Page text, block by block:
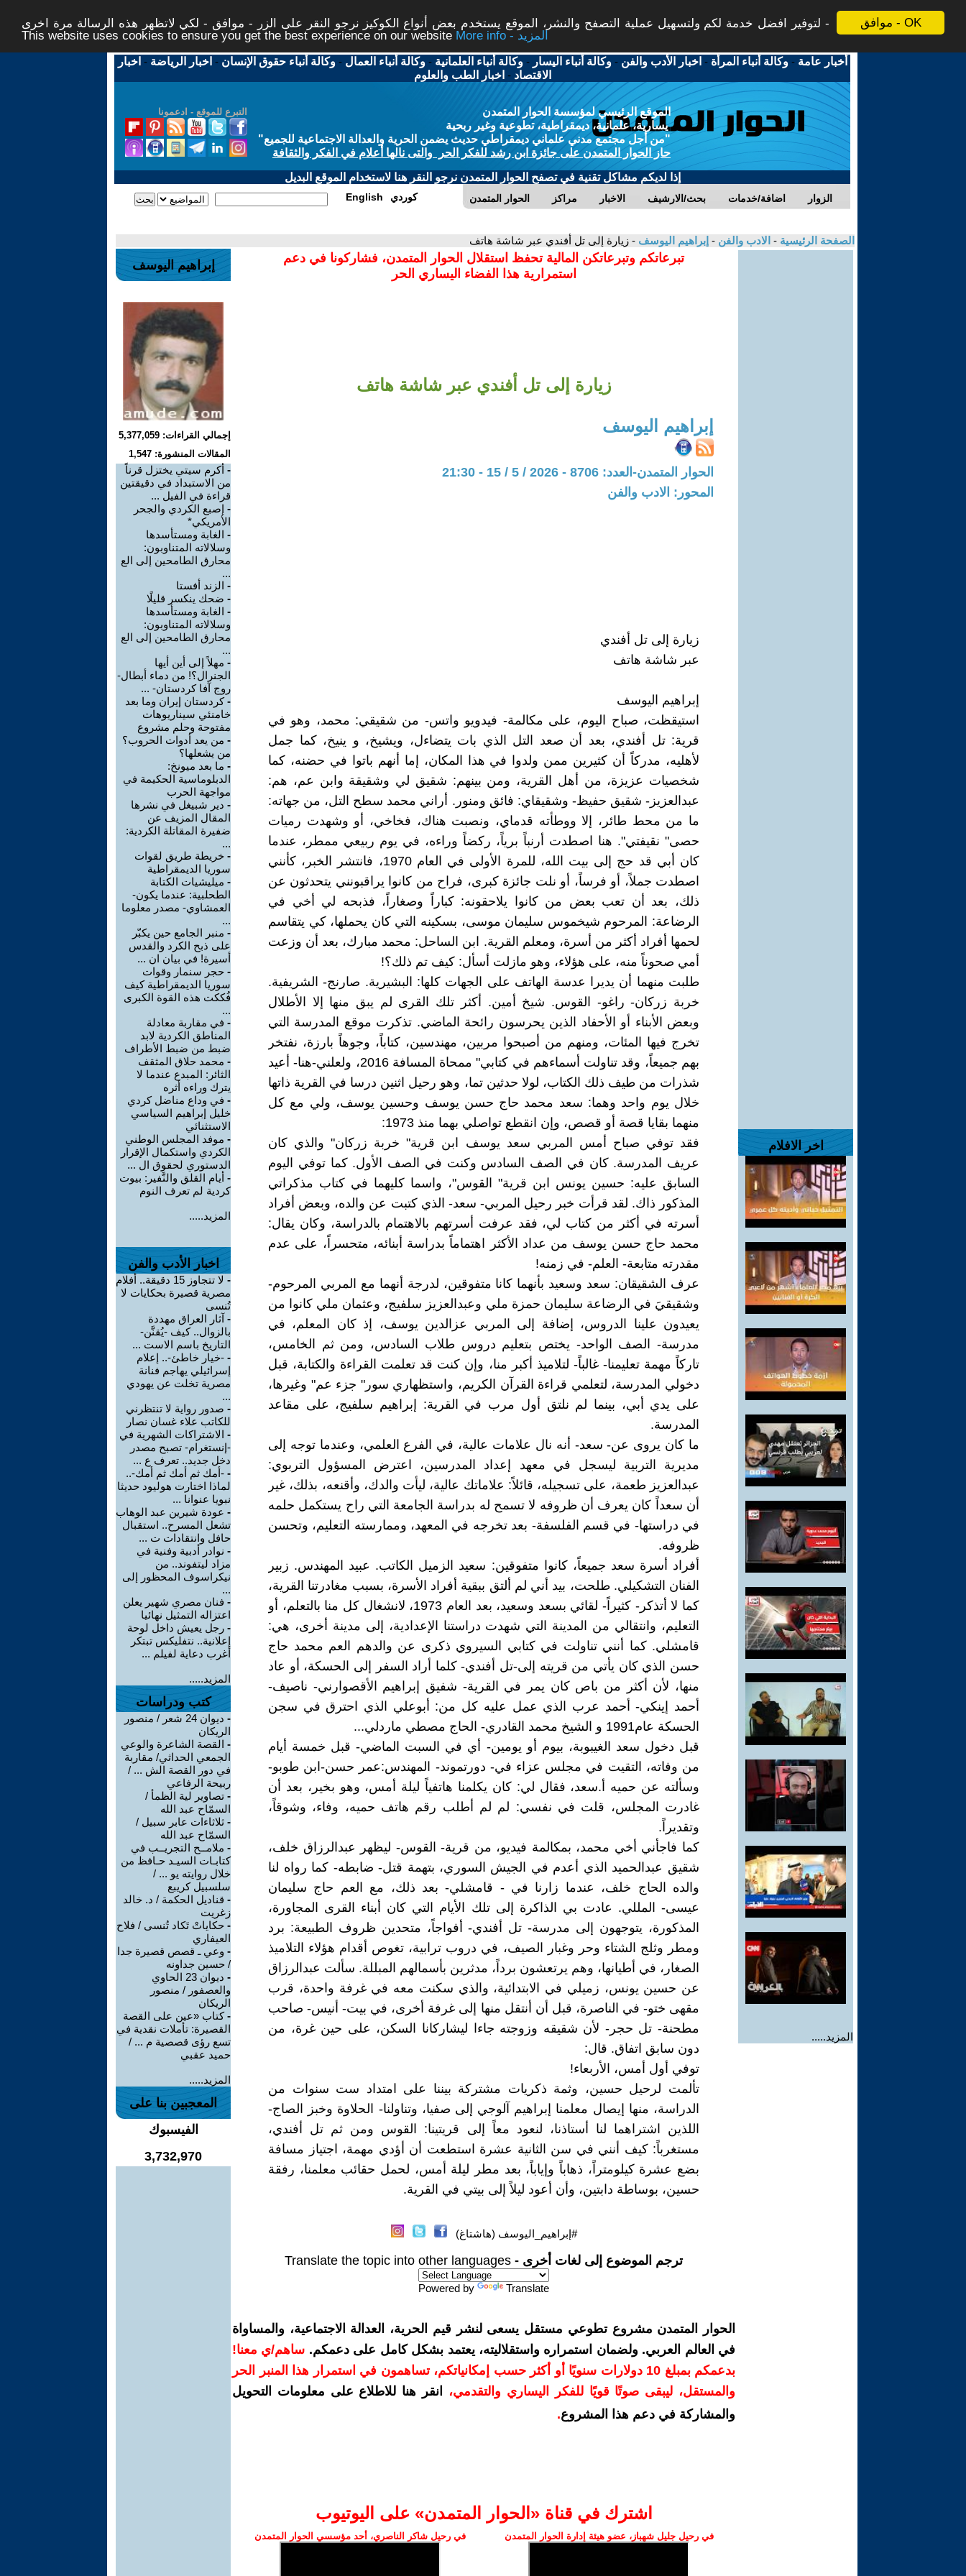
موافق - OK
لتوفير افضل خدمة لكم ولتسهيل عملية التصفح والنشر، الموقع يستخدم بعض أنواع الكوكيز نرجو النقر على الزر - موافق - لكي لاتظهر هذه الرسالة مرة اخرى -
This website uses cookies to ensure you get the best experience on our website
More info - المزيد
أخبار عامة -وكالة أنباء المرأة - اخبار الأدب والفن -وكالة أنباء اليسار -وكالة أنباء العلمانية -وكالة أنباء العمال -وكالة أنباء حقوق الإنسان - اخبار الرياضة - اخبار
الاقتصاد - اخبار الطب والعلوم
التبرع للموقع - ادعمونا
الموقع الرئيسي لمؤسسة الحوار المتمدن
يسارية، علمانية، ديمقراطية، تطوعية وغير ربحية
"من أجل مجتمع مدني علماني ديمقراطي حديث يضمن الحرية والعدالة الاجتماعية للجميع"
حاز الحوار المتمدن على جائزة ابن رشد للفكر الحر والتى نالها أعلام في الفكر والثقافة
إذا لديكم مشاكل تقنية في تصفح الحوار المتمدن نرجو النقر هنا لاستخدام الموقع البديل
الحوار المتمدن مراكز الاخبار بحث/الارشيف اضافة/خدمات الزوار English كوردي
الصفحة الرئيسية - الادب والفن - إبراهيم اليوسف - زيارة إلى تل أفندي عبر شاشة هاتف
اخر الافلام
المزيد.....
تبرعاتكم وتبرعاتكن المالية تحفظ استقلال الحوار المتمدن، فشاركونا في دعم
استمرارية هذا الفضاء اليساري الحر
زيارة إلى تل أفندي عبر شاشة هاتف
إبراهيم اليوسف
الحوار المتمدن-العدد: 8706 - 2026 / 5 / 15 - 21:30
المحور: الادب والفن
زيارة إلى تل أفندي
عبر شاشة هاتف
إبراهيم اليوسف
استيقظت، صباح اليوم، على مكالمة- فيدويو واتس- من شقيقي: محمد، وهو في
قرية: تل أفندي، بعد أن صعد التل الذي بات يتضاءل، ويشيخ، و ينيخ، كما جمل
لأهليه، مدركاً أن كثيرين ممن ولدوا في هذا المكان، إما أنهم باتوا في حضنه، كما
شخصيات عزيزة، من أهل القرية، ومن بينهم: شقيق لي وشقيقة وابن عم، هم:
عبدالعزيز- شقيق حفيظ- وشقيقاي: فائق ومنور. أراني محمد سطح التل، من جهاته:
ما من محط طائر، إلا ووطأته قدماي، ونصبت هناك، فخاخي، أو وشهدت رميات
حصى" نقيفتي". هنا اصطدت أرنباً برياً، ركضاً وراءه، في يوم ربيعي ممطر، عندما
كان أبي قد حج إلى بيت الله، للمرة الأولى في العام 1970، فانتشر الخبر، كأنني
اصطدت جملاً، أو فرساً، أو نلت جائزة كبرى، فراح من كانوا يراقبونني يتحدثون عن
ذلك، بعد أن تعب بعض من كانوا يلاحقونه: كباراً وصغاراً، فذبحه لي أخي في
الرضاعة: المرحوم شيخموس سليمان موسى، بسكينه التي كان يحملها، كي يتقاسم
لحمها أفراد أكثر من أسرة، ومعلم القرية. ابن الساحل: محمد مبارك، بعد أن وزعت
أمي صحوناً منه، على هؤلاء، وهو مازلت أسأل: كيف تم ذلك؟!
طلبت منهما أن يديرا عدسة الهاتف على الجهات كلها: البشيرية. صارنج- الشريفية.
خربة زركان- راغو- القوس. شيخ أمين. أكثر تلك القرى لم يبق منها إلا الأطلال
وبعض الأبناء أو الأحفاد الذين يحرسون رائحة الماضي. تذكرت موقع المدرسة التي
تخرج فيها المئات، ومنهم من أصبحوا مربين، مهندسين، كتاباً، وجوهاً بارزة، نفتخر
بهم جميعاً، وقد تناولت أسماءهم في كتابي" ممحاة المسافة 2016، ولعلني-هنا- أعيد
شذرات من طيف ذلك الكتاب، لولا حدثين تما، وهو رحيل اثنين درسا في القرية ذاتها
خلال يوم واحد وهما: سعد محمد حاج حسن يوسف وحسين يوسف، ولي مع كل
منهما بقايا قصة أو قصص، وإن انقطع تواصلي بهما منذ 1973:
فقد توفي صباح أمس المربي سعد يوسف ابن قرية" خربة زركان" والذي كان
عريف المدرسة. كان في الصف السادس وكنت في الصف الأول. كما توفي اليوم
السابق عليه: حسين يونس ابن قرية" القوس"، واسما كليهما في كتاب مذكراتي
المذكور ذاك. لقد قرأت خبر رحيل المربي- سعد- الذي كتبت عن والده، وبعض أفراد
أسرته في أكثر من كتاب لي، فقد عرفت أسرتهم بالاهتمام بالدراسة، وكان يقال:
محمد حاج حسن يوسف من عداد الأكثر اهتماماً بدراسة أبنائه، متحسراً، على عدم
مقدرته متابعة- العلم- في زمنه!
عرف الشقيقان: سعد وسعيد بأنهما كانا متفوقين، لدرجة أنهما مع المربي المرحوم-
وشقيقيَ في الرضاعة سليمان حمزة ملي وعبدالعزيز سلفيج، وعثمان ملي كانوا من
يعيدون علينا الدروس، إضافة إلى المربي عزالدين يوسف، إذ كان المعلم، في
مدرسة- الصف الواحد- يختص بتعليم دروس طلاب السادس، ومن ثم الخامس،
تاركاً مهمة تعليمنا- غالباً- لتلاميذ أكبر منا، وإن كنت قد تعلمت القراءة والكتابة، قبل
دخولي المدرسة، لتعلمي قراءة القرآن الكريم، واستظهاري سور" جزء عم" وغيرها،
على يدي أبي، بينما لم نلتق أول مرب في القرية: إبراهيم سلفيج، على مقاعد
المدرسة.
ما كان يروى عن- سعد- أنه نال علامات عالية، في الفرع العلمي، وعندما توجه إلى
مديرية التربية ليسجل في معهد إعداد المدرسين، اعترض المسؤول التربوي:
عبدالعزيز طعمة، على تسجيله، قائلاً: علاماتك عالية، ليأت والدك، وأقنعه، بذلك، غير
أن سعداً كان يعرف أن ظروفه لا تسمح له بدراسة الجامعة التي راح يستكمل حلمه
في دراستها- في قسم الفلسفة- بعد تخرجه في المعهد، وممارسته التعليم، وتحسن
ظروفه.
أفراد أسرة سعد جميعاً، كانوا متفوقين: سعيد الزميل الكاتب. عبيد المهندس. زبير
الفنان التشكيلي. طلحت، بيد أني لم ألتق ببقية أفراد الأسرة، بسبب مغادرتنا القرية،
كما لا أتذكر- كثيراً- لقائي بسعد وسعيد، بعد العام 1973، لانشغال كل منا بالتعلم، أو
التعليم، وانتقالي من المدينة التي شهدت دراستنا الإعدادية، إلى مدينة أخرى، هي:
قامشلي. كما أنني تناولت في كتابي السيروي ذكرى عن والدهم العم محمد حاج
حسن الذي كان يأتي من قريته إلى-تل أفندي- كلما أراد السفر إلى الحسكة، أو عاد
منها، لأن أكثر من باص كان يمر في القرية- شفيق إبراهيم الأقصوارني- ناصيف-
أحمد إينكي- أحمد عرب الذي عمل عليه كل من: أبوعلي الذي احترق في سجن
الحسكة عام1991 و الشيخ محمد القادري- الحاج مصطي ماردلي...
قبل دخول سعد الغيبوبة، بيوم أو يومين- أي في السبت الماضي- قبل خمسة أيام
من وفاته، التقيت في مجلس عزاء في- دورتموند- المهندس:عمر حسن-ابن طوبو-
وسألته عن حميه أ.سعد، فقال لي: كان يكلمنا هاتفياً ليلة أمس، وهو بخير، بعد أن
غادرت المجلس، قلت في نفسي: لم لم أطلب رقم هاتف حميه، وفاء، وشوقاً،
وتقديراً.
كما فاجأني أخي محمد، بمكالمة فيديو، من قرية- القوس- ليظهر عبدالرزاق خلف،
شقيق عبدالحميد الذي أعدم في الجيش السوري، بتهمة قتل- ضابطه- كما رواه لنا
والده الحاج خلف، عندما زارنا في - قامشلي- بعد ذلك، مع العم حاج سليمان
عيسى- المللي. عادت بي الذاكرة إلى تلك الأيام التي كان أبناء القرى المجاورة،
المذكورة، يتوجهون إلى مدرسة- تل أفندي- أفواجاً، متحدين ظروف الطبيعة: برد
ومطر وثلج الشتاء وحر وغبار الصيف، في دروب ترابية، تغوص أقدام هؤلاء التلاميذ
الصغار، في أطيانها، وهم يرتعشون برداً، مدثرين بأسمالهم المبللة. سألت عبدالرزاق
عن حسين يونس، زميلي في الابتدائية، والذي سكنت معه في غرفة واحدة، قرب
مقهى ختو- في الناصرة، قبل أن أنتقل منها إلى غرفة أخرى، في بيت- أنيس- صاحب
مطحنة- تل حجر- لأن شقيقه وزوجته جاءا ليشاركانا السكن، على حين غرة، من
دون سابق اتفاق. قال:
توفي أول أمس، الأربعاء!
تألمت لرحيل حسين، وثمة ذكريات مشتركة بيننا على امتداد ست سنوات من
الدراسة، منها إيصال معلمنا إبراهيم آلوجي إلى صفيا، وتناولنا- الحلاوة وخبز الصاج-
اللذين اشتراهما لنا أستاذنا، لنعود معاً إلى قريتينا: القوس ومن ثم تل أفندي،
مستغرباً: كيف أنني في سن الثانية عشرة استطعت أن أؤدي مهمة، اجتياز مسافة
بضع عشرة كيلومتراً، ذهاباً وإياباً، بعد مطر ليلة أمس، لحمل حقائب معلمنا، رفقة
حسين، بوساطة دابتين، وأن أعود ليلاً إلى بيتي في القرية.
#إبراهيم_اليوسف (هاشتاغ)
ترجم الموضوع إلى لغات أخرى - Translate the topic into other languages
Powered by Translate
الحوار المتمدن مشروع تطوعي مستقل يسعى لنشر قيم الحرية، العدالة الاجتماعية، والمساواة
في العالم العربي. ولضمان استمراره واستقلاليته، يعتمد بشكل كامل على دعمكم. ساهم/ي معنا!
بدعمكم بمبلغ 10 دولارات سنويًا أو أكثر حسب إمكانياتكم، تساهمون في استمرار هذا المنبر الحر
والمستقل، ليبقى صوتًا قويًا للفكر اليساري والتقدمي،
انقر هنا للاطلاع على معلومات التحويل
والمشاركة في دعم هذا المشروع.
اشترك في قناة ‫«الحوار المتمدن» على اليوتيوب
في رحيل جليل شهباز، عضو هيئة إدارة الحوار المتمدن في رحيل شاكر الناصري، أحد مؤسسي الحوار المتمدن
إبراهيم اليوسف
إجمالي القراءات: 5,377,059
المقالات المنشورة: 1,547
- أكرم سيتي يختزل قرناً
من الاستبداد في دقيقتين
قراءة في الفيل ...
- إصبع الكردي والجحر
الأمريكي*
- الغابة ومستأسدها
وسلالاته المتناوبون:
محارق الطامحين إلى الع
...
- الزند أفستا
- ضحك ينكسر قليلًا
- الغابة ومستأسدها
وسلالاته المتناوبون:
محارق الطامحين إلى الع
...
- مهلاً إلى أين أيها
الجنرال؟! من دماء أبطال-
روج آفا كردستان- ...
-كردستان إيران وما بعد
خامنئي سيناريوهات
مفتوحة وحلم مشروع
- من يعد أدوات الحروب؟
من يشعلها؟
- ما بعد ميونخ:
الدبلوماسية الحكيمة في
مواجهة الحرب
- دير شبيغل في نشرها
المقال المزيف عن
ضفيرة المقاتلة الكردية:
...
- خريطة طريق لقوات
سوريا الديمقراطية
- ميليشيات الكتابة
الطحلبية: عندما يكون-
العمشاوي- مصدر معلوما
...
- منبر الجامع حين يكبّر
على ذبح الكرد والقدس
أسيرة! في بيان ان ...
- حجر سنمار وقوات
سوريا الديمقراطية كيف
فُككت هذه القوة الكبرى
...
- في مقاربة معادلة
المناطق الكردية لابد
ضبط من ضبط الأطراف
- محمد حلاق المثقف
الثائر: المبدع عندما لا
يترك وراءه أثره
- في وداع مناضل كردي
خليل إبراهيم السياسي
الاستثنائي
- موفد المجلس الوطني
الكردي واستكمال الإقرار
الدستوري لحقوق ال ...
- أيام القلق والنَّفير: بيوت
كردية لم تعرف النوم
المزيد.....
اخبار الأدب والفن
-
لا تتجاوز 15 دقيقة.. أفلام
مصرية قصيرة بحكايات لا
تُنسى
- آثار العراق مهددة
بالزوال.. كيف -يُقنَّن-
التاريخ باسم الاست ...
- -خيار خاطئ-.. إعلام
إسرائيلي يهاجم فنانة
مصرية تخلت عن يهودي
...
- صدور رواية لا تنتظرني
للكاتب علاء غسان نصار
- الاشتراكات الشهرية في
-إنستغرام- تصبح مصدر
دخل جديد.. تعرف ع ...
- -أمك ثم أمك ثم أمك-..
لماذا اختارت هوليود حديثا
نبويا عنوانا ...
- عودة شيرين عبد الوهاب
تشعل المسرح.. استقبال
حافل وانتقادات ت ...
- نوادر أدبية وفنية في
مزاد ليتفوند.. من
نيكراسوف المحظور إلى
...
- فنان مصري شهير يعلن
اعتزاله التمثيل نهائيا
- رجل يعيش داخل لوحة
إعلانية.. نتفليكس تبتكر
أغرب دعاية لفيلم ...
المزيد.....
كتب ودراسات
-
ديوان 24 شعر / منصور
الريكان
- القصة الشاعرة والوعي
الجمعي الحداثي/ مقاربة
في دور القصة الش ... /
ربيحة الرفاعي
- تصاوير لية الظمأ /
السمّاح عبد الله
- ثلاثاءات عابر سبيل /
السمّاح عبد الله
- ملامــح التجريــب في
كتابـات السيـد حـافظ من
خلال روايته يو ... /
سلسبيل كريبع
- قناديل الحكمة / د. خالد
زغريت
- حكاياتْ تَكاد تُنسى / فلاح
العيفاري
- وعي ـ قصص قصيرة جدا
/ حسين جداونه
-
ديوان 23 الحاوي
والعصفور / منصور
الريكان
-كتاب «عين على القصة
القصيرة: تأملات نقدية في
تسع رؤى قصصية م ... /
حميد عقبي
المزيد.....
المعجبين بنا على
الفيسبوك
3,732,970